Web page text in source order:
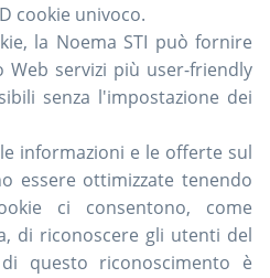
cookie univoco.
la Noema STI può fornire
servizi più user-friendly
senza l'impostazione dei
informazioni e le offerte sul
essere ottimizzate tenendo
ci consentono, come
di riconoscere gli utenti del
questo riconoscimento è